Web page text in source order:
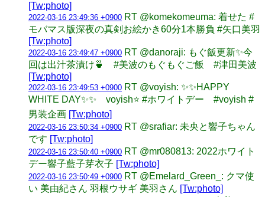
[Tw:photo]
2022-03-16 23:49:36 +0900 RT @komekomeuma: 着せた #
モバマス版深夜の真剣お絵かき60分1本勝負 #矢口美羽
[Tw:photo]
2022-03-16 23:49:47 +0900 RT @danoraji: もぐ飯更新✨今
回は出汁茶漬け🍵 #美波のもぐもぐご飯 #津田美波
[Tw:photo]
2022-03-16 23:49:53 +0900 RT @voyish: ✨✨HAPPY
WHITE DAY✨✨ voyish⭐️ #ホワイトデー #voyish #
男装企画 [Tw:photo]
2022-03-16 23:50:34 +0900 RT @srafiar: 未央と響子ちゃん
です [Tw:photo]
2022-03-16 23:50:40 +0900 RT @mr080813: 2022ホワイト
デー響子藍子芽衣子 [Tw:photo]
2022-03-16 23:50:49 +0900 RT @Emelard_Green_: クマ使
い 美由紀さん 羽根ウサギ 美羽さん [Tw:photo]